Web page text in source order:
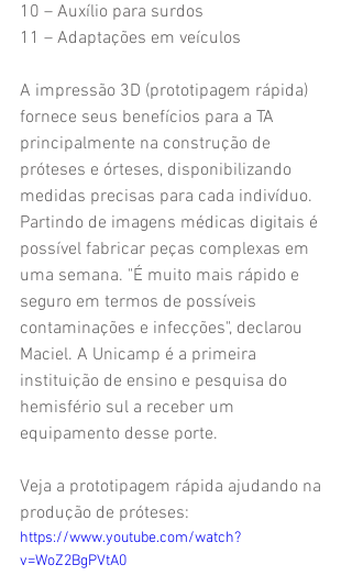
10 – Auxílio para surdos
11 – Adaptações em veículos
A impressão 3D (prototipagem rápida)
fornece seus benefícios para a TA
principalmente na construção de
próteses e órteses, disponibilizando
medidas precisas para cada indivíduo.
Partindo de imagens médicas digitais é
possível fabricar peças complexas em
uma semana. "É muito mais rápido e
seguro em termos de possíveis
contaminações e infecções", declarou
Maciel. A Unicamp é a primeira
instituição de ensino e pesquisa do
hemisfério sul a receber um
equipamento desse porte.
Veja a prototipagem rápida ajudando na
produção de próteses:
https://www.youtube.com/watch?
v=WoZ2BgPVtA0